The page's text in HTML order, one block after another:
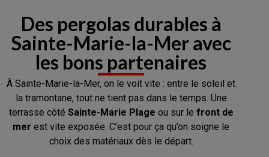
Des pergolas durables à
Sainte-Marie-la-Mer avec
les bons partenaires
À Sainte-Marie-la-Mer, on le voit vite : entre le soleil et
la tramontane, tout ne tient pas dans le temps. Une
terrasse côté Sainte-Marie Plage ou sur le front de
mer est vite exposée. C’est pour ça qu’on soigne le
choix des matériaux dès le départ.